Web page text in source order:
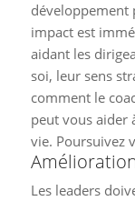
développement
impact est
aidant les
soi, leur sens
comment le
peut vous aider
vie. Poursuivez
Les leaders